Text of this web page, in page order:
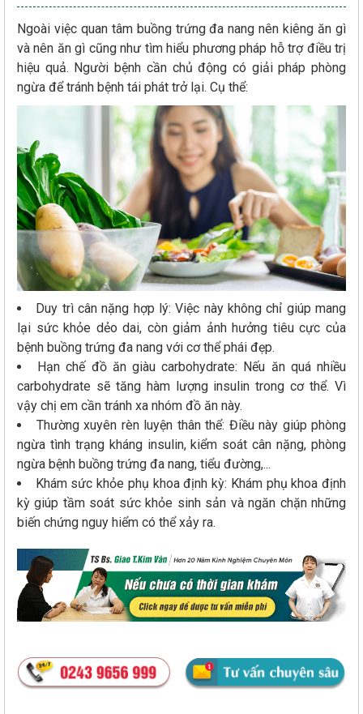
Ngoài việc quan tâm buồng trứng đa nang nên kiêng ăn gì
và nên ăn gì cũng như tìm hiểu phương pháp hỗ trợ điều trị
hiệu quả. Người bệnh cần chủ động có giải pháp phòng
ngừa để tránh bệnh tái phát trở lại. Cụ thể:
Duy trì cân nặng hợp lý: Việc này không chỉ giúp mang
lại sức khỏe dẻo dai, còn giảm ảnh hưởng tiêu cực của
bệnh buồng trứng đa nang với cơ thể phái đẹp.
Hạn chế đồ ăn giàu carbohydrate: Nếu ăn quá nhiều
carbohydrate sẽ tăng hàm lượng insulin trong cơ thể. Vì
vậy chị em cần tránh xa nhóm đồ ăn này.
Thường xuyên rèn luyện thân thể: Điều này giúp phòng
ngừa tình trạng kháng insulin, kiểm soát cân nặng, phòng
ngừa bệnh buồng trứng đa nang, tiểu đường,...
Khám sức khỏe phụ khoa định kỳ: Khám phụ khoa định
kỳ giúp tầm soát sức khỏe sinh sản và ngăn chặn những
biến chứng nguy hiểm có thể xảy ra.